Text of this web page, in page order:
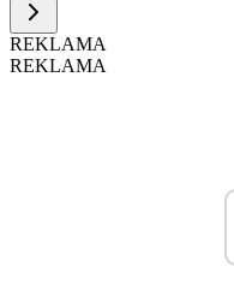
REKLAMA
REKLAMA